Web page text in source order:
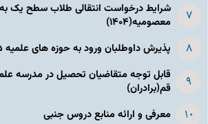
شرایط درخواست انتقالی طلاب سطح یک
معصومیه(۱۴۰۴)
پذیرش داوطلبان ورود به حوزه های علمیه ١۴٠۵-١۴٠۴
قابل توجه متقاضیان تحصیل در مدرسه
قم(برادران)
معرفی و ارائه منابع دروس جنبی